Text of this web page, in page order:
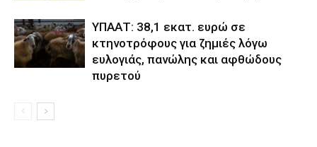
ΥΠΑΑΤ: 38,1 εκατ. ευρώ σε
κτηνοτρόφους για ζημιές λόγω
ευλογιάς, πανώλης και αφθώδους
πυρετού